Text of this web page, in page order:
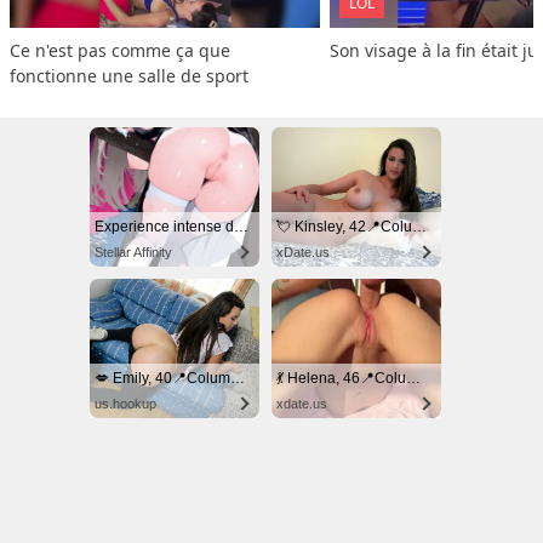
Ce n'est pas comme ça que
fonctionne une salle de sport
Son visage à la fin était